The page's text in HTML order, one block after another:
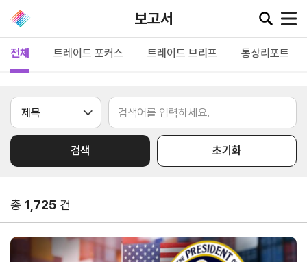
보고서
공지·뉴스
협회소
공지사항
포토뉴스
입찰공고
무역동
향
무역뉴스
해외시장동향
환율/
원자재
동향
원자재
시장
정보
KITA
전체 트레이드 포커스 트레이드 브리프 통상리포트
검색 초기화
총 1,725 건